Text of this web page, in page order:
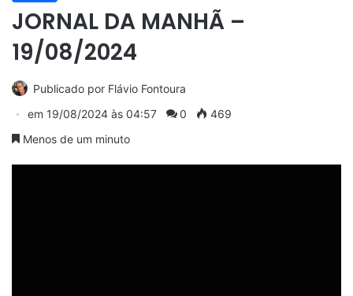
JORNAL DA MANHÃ –
19/08/2024
Publicado por Flávio Fontoura
em 19/08/2024 às 04:57 0
469
Menos de um minuto